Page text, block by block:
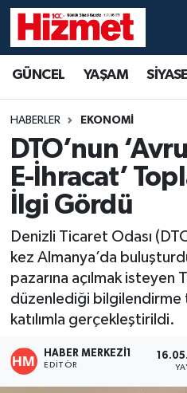
GÜNCEL YAŞAM
HABERLER EKONOMİ
DTO’nun
E-İhracat’
İlgi Gördü
Denizli Ticaret Odası
kez Almanya’da
pazarına açılmak isteyen
düzenlediği bilgilendirme
katılımla gerçekleştirildi.
HABER MERKEZI1
EDITÖR
YAŞAM
SİYASET
SAĞLIK
KÜLTÜR SANAT
SPOR
ÖZEL HABER
Denizli Hava Durumu
Denizli Trafik
Süper Lig Puan
Son Dakika Haberleri
Haber Arşivi